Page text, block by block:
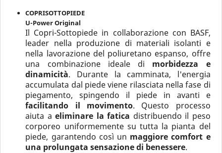
COPRISOTTOPIEDE
U-Power Original
Il Copri-Sottopiede in collaborazione con BASF,
leader nella produzione di materiali isolanti e
nella lavorazione del poliuretano espanso, offre
una combinazione ideale di morbidezza e
dinamicità. Durante la camminata, l'energia
accumulata dal piede viene rilasciata nella fase di
piegamento, spingendo il piede in avanti e
facilitando il movimento. Questo processo
aiuta a eliminare la fatica distribuendo il peso
corporeo uniformemente su tutta la pianta del
piede, garantendo così un maggiore comfort e
una prolungata sensazione di benessere.